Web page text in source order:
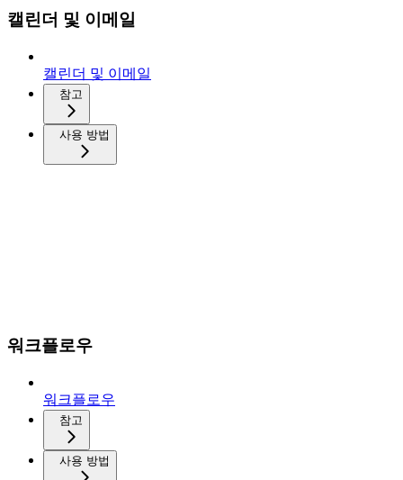
캘린더 및 이메일
캘린더 및 이메일
참고
사용 방법
워크플로우
워크플로우
참고
사용 방법